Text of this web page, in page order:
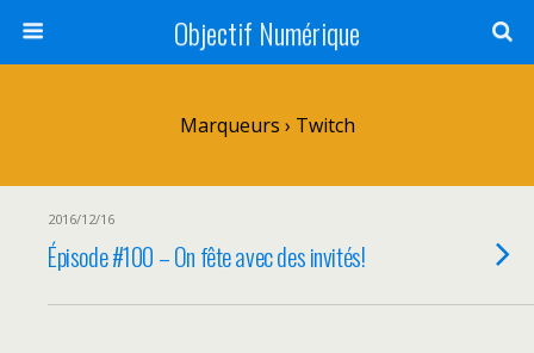
Objectif Numérique
Marqueurs › Twitch
2016/12/16
Épisode #100 – On fête avec des invités!